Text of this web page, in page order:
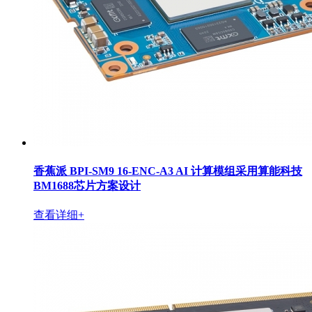
香蕉派 BPI-SM9 16-ENC-A3 AI 计算模组采用算能科技
BM1688芯片方案设计
查看详细+